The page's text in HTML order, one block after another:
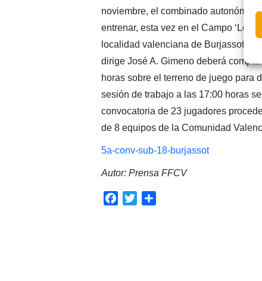
noviembre, el combinado
entrenar, esta vez en el Campo ‘Los
localidad valenciana de Burjassot. La
dirige José A. Gimeno deberá
horas sobre el terreno de juego para
sesión de trabajo a las 17:00 horas
convocatoria de 23 jugadores
de 8 equipos de la Comunidad
5a-conv-sub-18-burjassot
Autor: Prensa FFCV
Facebook
Twitter